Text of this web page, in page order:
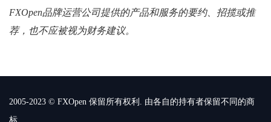
FXOpen品牌运营公司提供的产品和服务的要约、招揽或推
荐，也不应被视为财务建议。
2005-2023 © FXOpen 保留所有权利. 由各自的持有者保留不同的商
标.